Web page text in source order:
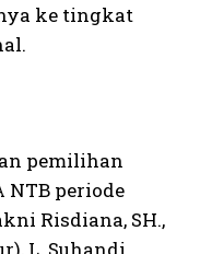
ke tingkat
pemilihan
NTB periode
Risdiana, SH.,
L. Suhandi